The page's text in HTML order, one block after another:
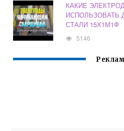
КАКИЕ
ИСПОЛЬЗОВАТЬ
СТАЛИ 15Х1М1Ф
5146